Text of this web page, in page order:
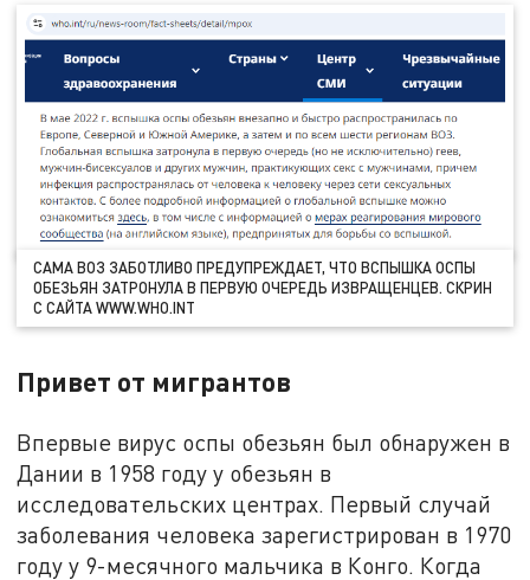
САМА ВОЗ ЗАБОТЛИВО ПРЕДУПРЕЖДАЕТ, ЧТО ВСПЫШКА ОСПЫ
ОБЕЗЬЯН ЗАТРОНУЛА В ПЕРВУЮ ОЧЕРЕДЬ ИЗВРАЩЕНЦЕВ. СКРИН
С САЙТА WWW.WHO.INT
Привет от мигрантов
Впервые вирус оспы обезьян был обнаружен в
Дании в 1958 году у обезьян в
исследовательских центрах. Первый случай
заболевания человека зарегистрирован в 1970
году у 9-месячного мальчика в Конго. Когда